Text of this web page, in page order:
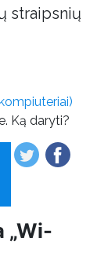
straipsnių
Ką daryti?
„Wi-